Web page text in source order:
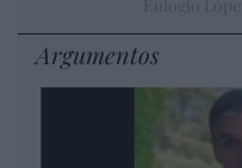
Argumentos